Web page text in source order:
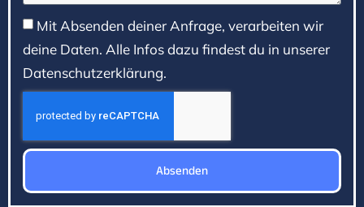
Mit Absenden deiner Anfrage, verarbeiten wir
deine Daten. Alle Infos dazu findest du in unserer
Datenschutzerklärung.
Absenden